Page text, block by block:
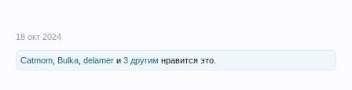
18 окт 2024
Catmom Bulka delamer и 3 другим нравится это.